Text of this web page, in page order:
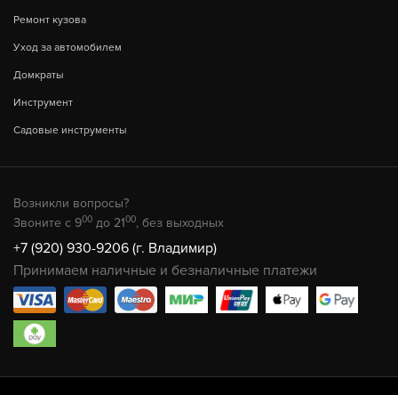
Ремонт кузова
Уход за автомобилем
Домкраты
Инструмент
Садовые инструменты
Возникли вопросы?
Звоните с 900 до 2100, без выходных
+7 (920) 930-9206 (г. Владимир)
Принимаем наличные и безналичные платежи